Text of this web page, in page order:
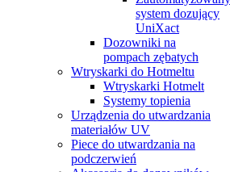
system dozujący
UniXact
Dozowniki na
pompach zębatych
Wtryskarki do Hotmeltu
Wtryskarki Hotmelt
Systemy topienia
Urządzenia do utwardzania
materiałów UV
Piece do utwardzania na
podczerwień